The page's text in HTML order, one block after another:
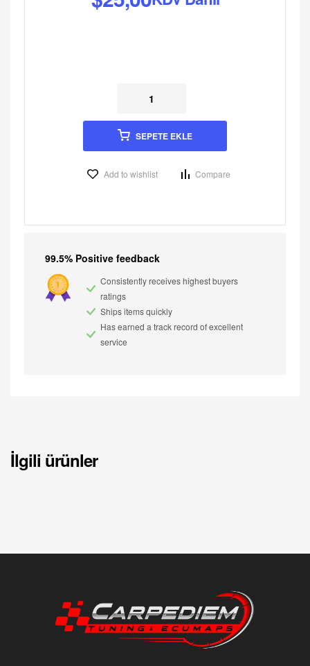
SEPETE EKLE
Add to wishlist Compare
99.5% Positive feedback
Consistently receives highest buyers
ratings
Ships items quickly
Has earned a track record of excellent
service
İlgili ürünler